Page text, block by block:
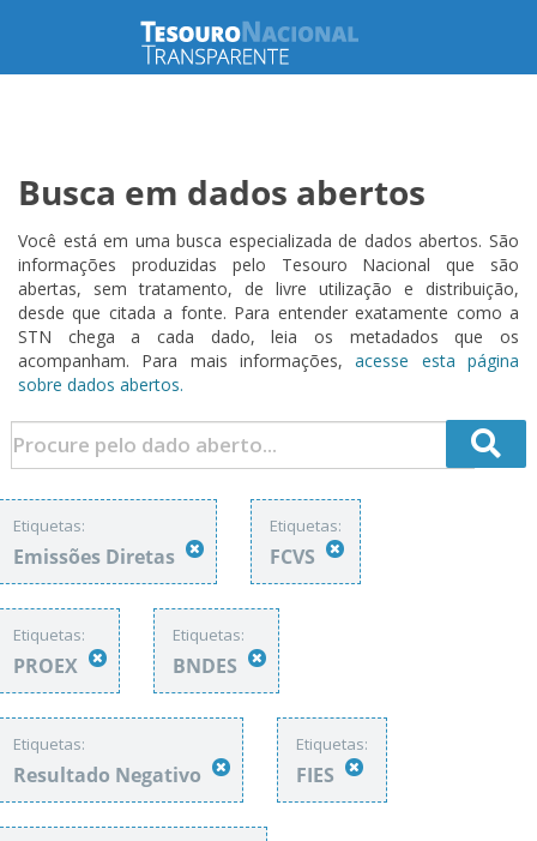
Busca em dados abertos
Você está em uma busca especializada de dados abertos. São
informações produzidas pelo Tesouro Nacional que são
abertas, sem tratamento, de livre utilização e distribuição,
desde que citada a fonte. Para entender exatamente como a
STN chega a cada dado, leia os metadados que os
acompanham. Para mais informações,acesse esta página
sobre dados abertos.
Etiquetas:
Emissões Diretas
Etiquetas:
FCVS
Etiquetas:
PROEX
Etiquetas:
BNDES
Etiquetas:
Resultado Negativo
Etiquetas:
FIES